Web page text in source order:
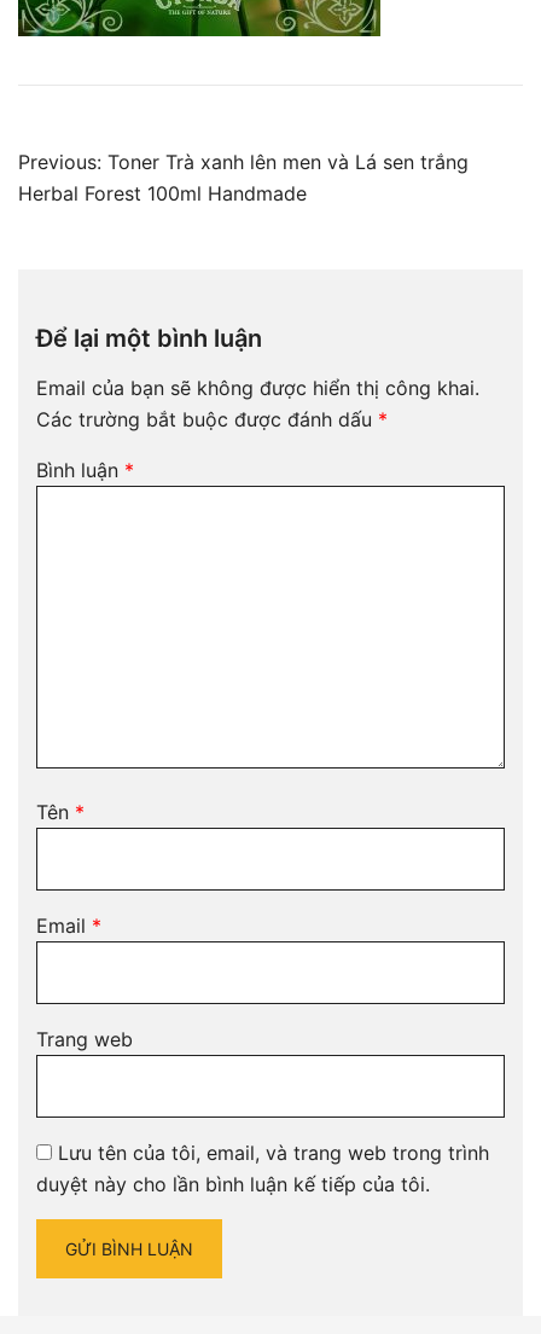
Điều
hướng
Previous: Toner Trà xanh lên men và Lá sen trắng
Herbal Forest 100ml Handmade
Để lại một bình luận
Email của bạn sẽ không được hiển thị công khai.
Các trường bắt buộc được đánh dấu *
Bình luận *
Tên *
Email *
Trang web
Lưu tên của tôi, email, và trang web trong trình
duyệt này cho lần bình luận kế tiếp của tôi.